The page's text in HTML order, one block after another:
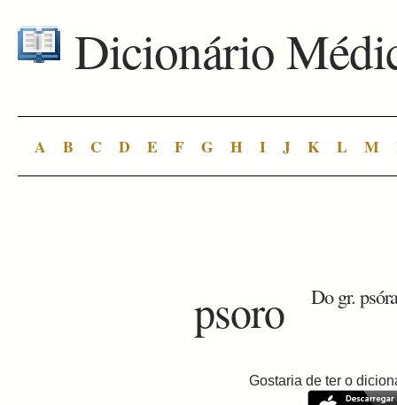
Dicionário
A B C D E F G H I J K L M
psoro Do gr.
Gostaria de ter o